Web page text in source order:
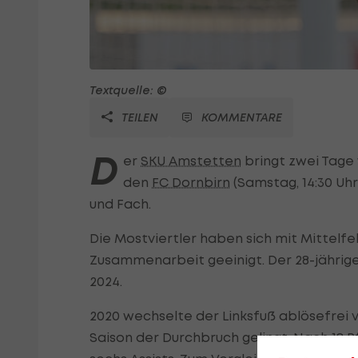
Textquelle: ©
TEILEN
KOMMENTARE
D er SKU Amstetten bringt zwei
den FC Dornbirn (Samstag, 14:30
und Fach.
Die Mostviertler haben sich mit
Zusammenarbeit geeinigt. Der 28-
2024.
2020 wechselte der Linksfuß ablösefrei
Saison der Durchbruch gelingt. Nach